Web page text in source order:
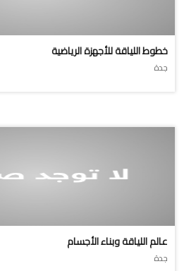
خطوط اللياقة للأجهزة الرياضية
جدة
عالم اللياقة وبناء الأجسام
جدة